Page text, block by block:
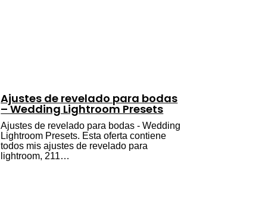
Ajustes de revelado para bodas
– Wedding Lightroom Presets
Ajustes de revelado para bodas - Wedding
Lightroom Presets. Esta oferta contiene
todos mis ajustes de revelado para
lightroom, 211…